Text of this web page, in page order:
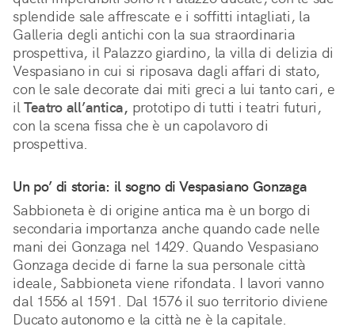
splendide sale affrescate e i soffitti intagliati, la
Galleria degli antichi con la sua straordinaria
prospettiva, il Palazzo giardino, la villa di delizia di
Vespasiano in cui si riposava dagli affari di stato,
con le sale decorate dai miti greci a lui tanto cari, e
ilTeatro all’antica, prototipo di tutti i teatri futuri,
con la scena fissa che è un capolavoro di
prospettiva.
Un po’ di storia: il sogno di Vespasiano Gonzaga
Sabbioneta è di origine antica ma è un borgo di
secondaria importanza anche quando cade nelle
mani dei Gonzaga nel 1429. Quando Vespasiano
Gonzaga decide di farne la sua personale città
ideale, Sabbioneta viene rifondata. I lavori vanno
dal 1556 al 1591. Dal 1576 il suo territorio diviene
Ducato autonomo e la città ne è la capitale.